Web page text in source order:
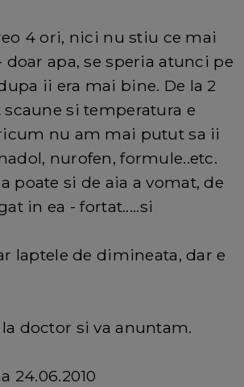
4 ori, nici nu stiu ce mai
doar apa, se speria atunci pe
ii era mai bine. De la 2
si temperatura e
nu am mai putut sa ii
nurofen, formule..etc.
poate si de aia a vomat, de
in ea - fortat.....si
laptele de dimineata, dar e
doctor si va anuntam.
24.06.2010